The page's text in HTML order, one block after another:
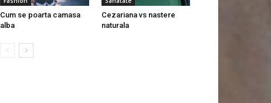
Cum se poarta camasa
alba
Cezariana vs nastere
naturala